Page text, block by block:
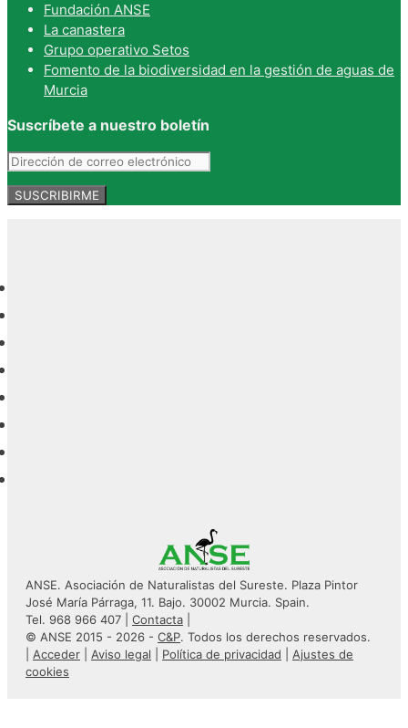
Fundación ANSE
La canastera
Grupo operativo Setos
Fomento de la biodiversidad en la gestión de aguas de
Murcia
Suscríbete a nuestro boletín
ANSE. Asociación de Naturalistas del Sureste. Plaza Pintor
José María Párraga, 11. Bajo. 30002 Murcia. Spain.
Tel. 968 966 407 | Contacta
© ANSE 2015 - 2026 - C&P. Todos los derechos reservados.
Acceder Aviso legal Política de privacidad
Ajustes de
cookies